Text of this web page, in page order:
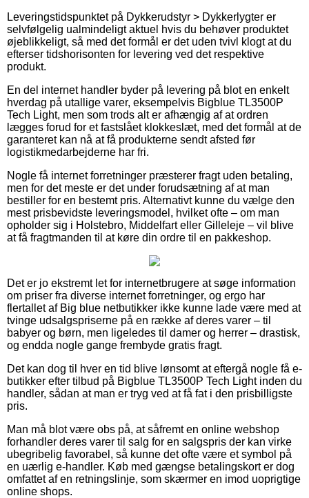
Leveringstidspunktet på Dykkerudstyr > Dykkerlygter er
selvfølgelig ualmindeligt aktuel hvis du behøver produktet
øjeblikkeligt, så med det formål er det uden tvivl klogt at du
efterser tidshorisonten for levering ved det respektive
produkt.
En del internet handler byder på levering på blot en enkelt
hverdag på utallige varer, eksempelvis Bigblue TL3500P
Tech Light, men som trods alt er afhængig af at ordren
lægges forud for et fastslået klokkeslæt, med det formål at de
garanteret kan nå at få produkterne sendt afsted før
logistikmedarbejderne har fri.
Nogle få internet forretninger præsterer fragt uden betaling,
men for det meste er det under forudsætning af at man
bestiller for en bestemt pris. Alternativt kunne du vælge den
mest prisbevidste leveringsmodel, hvilket ofte – om man
opholder sig i Holstebro, Middelfart eller Gilleleje – vil blive
at få fragtmanden til at køre din ordre til en pakkeshop.
Det er jo ekstremt let for internetbrugere at søge information
om priser fra diverse internet forretninger, og ergo har
flertallet af Big blue netbutikker ikke kunne lade være med at
tvinge udsalgspriserne på en række af deres varer – til
babyer og børn, men ligeledes til damer og herrer – drastisk,
og endda nogle gange frembyde gratis fragt.
Det kan dog til hver en tid blive lønsomt at eftergå nogle få e-
butikker efter tilbud på Bigblue TL3500P Tech Light inden du
handler, sådan at man er tryg ved at få fat i den prisbilligste
pris.
Man må blot være obs på, at såfremt en online webshop
forhandler deres varer til salg for en salgspris der kan virke
ubegribelig favorabel, så kunne det ofte være et symbol på
en uærlig e-handler. Køb med gængse betalingskort er dog
omfattet af en retningslinje, som skærmer en imod uoprigtige
online shops.